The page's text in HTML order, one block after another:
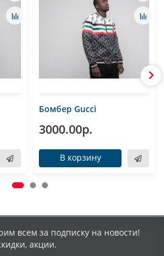
Бомбер Gucci
3000.00р.
В корзину
всем за подписку на новости!
акции.